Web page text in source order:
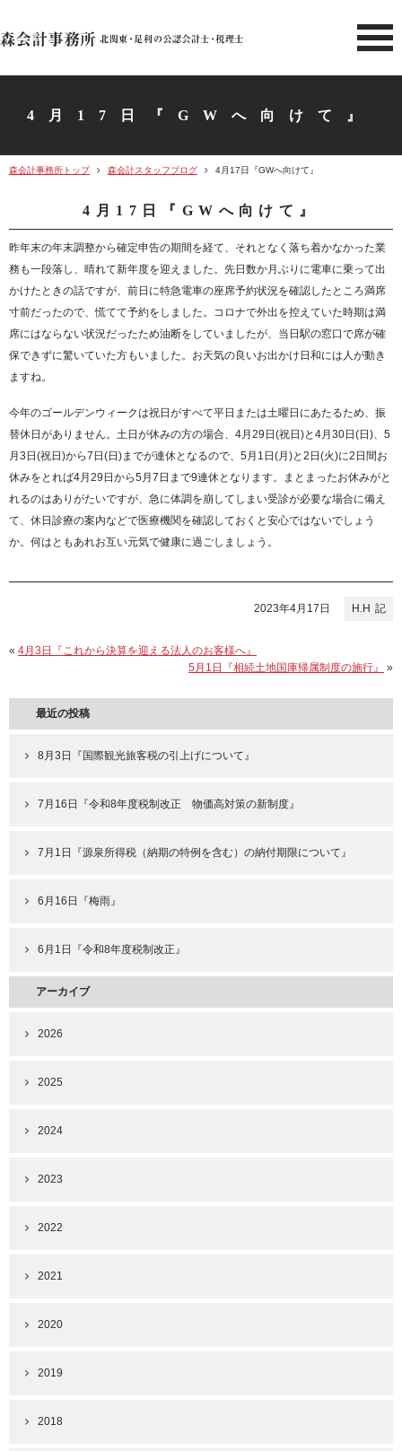
北関東 足利市の公認会計士・
4月17日『GWへ向けて』
森会計事務所トップ 森会計スタッフブログ 4月17日『GWへ向けて』
4月17日『GWへ向けて』
昨年末の年末調整から確定申告の期間を経て、それとなく落ち着かなかった業
務も一段落し、晴れて新年度を迎えました。先日数か月ぶりに電車に乗って出
かけたときの話ですが、前日に特急電車の座席予約状況を確認したところ満席
寸前だったので、慌てて予約をしました。コロナで外出を控えていた時期は満
席にはならない状況だったため油断をしていましたが、当日駅の窓口で席が確
保できずに驚いていた方もいました。お天気の良いお出かけ日和には人が動き
ますね。
今年のゴールデンウィークは祝日がすべて平日または土曜日にあたるため、振
替休日がありません。土日が休みの方の場合、4月29日(祝日)と4月30日(日)、5
月3日(祝日)から7日(日)までが連休となるので、5月1日(月)と2日(火)に2日間お
休みをとれば4月29日から5月7日まで9連休となります。まとまったお休みがと
れるのはありがたいですが、急に体調を崩してしまい受診が必要な場合に備え
て、休日診療の案内などで医療機関を確認しておくと安心ではないでしょう
か。何はともあれお互い元気で健康に過ごしましょう。
H.H
2023年4月17日
« 4月3日『これから決算を迎える法人のお客様へ』
5月1日『相続土地国庫帰属制度の施行』
»
最近の投稿
8月3日『国際観光旅客税の引上げについて』
7月16日『令和8年度税制改正 物価高対策の新制度』
7月1日『源泉所得税（納期の特例を含む）の納付期限について』
6月16日『梅雨』
6月1日『令和8年度税制改正』
アーカイブ
2026
2025
2024
2023
2022
2021
2020
2019
2018